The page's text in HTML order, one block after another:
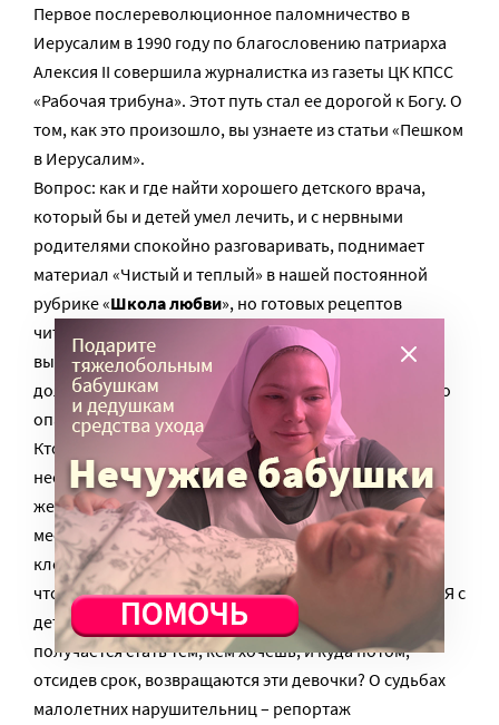
Первое послереволюционное паломничество в
Иерусалим в 1990 году по благословению патриарха
Алексия II совершила журналистка из газеты ЦК КПСС
«Рабочая трибуна». Этот путь стал ее дорогой к Богу. О
том, как это произошло, вы узнаете из статьи «Пешком
в Иерусалим».
Вопрос: как и где найти хорошего детского врача,
который бы и детей умел лечить, и с нервными
родителями спокойно разговаривать, поднимает
материал «Чистый и теплый» в нашей постоянной
рубрике «Школа любви», но готовых рецептов
читатель здесь не найдет. Такие вопросы, как
выяснилось после беседы с родителями, каждый
должен решать сам с помощью «вполне научного, но
опасного метода проб и ошибок».
Кто и за что сидит в женской колонии для
несовершеннолетних? «Транзитные камеры,
железные кровати без матрацев, 40 человек на 12
мест, потные и немытые тела, а кругом тараканы и
клопы – весь этот «набор» лишний раз мне доказал,
что эта жизнь не для меня, что я не хочу этой жизни. Я с
детства хотела быть мамой, а не зэчкой». Почему не
получается стать тем, кем хочешь, и куда потом,
отсидев срок, возвращаются эти девочки? О судьбах
малолетних нарушительниц – репортаж